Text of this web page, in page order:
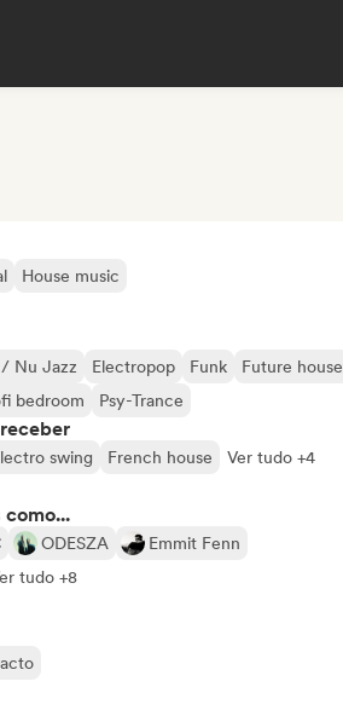
House music
Nu Jazz Electropop Funk
Future house
bedroom Psy-Trance
swing French house Ver tudo +4
ODESZA
Emmit Fenn
tudo +8